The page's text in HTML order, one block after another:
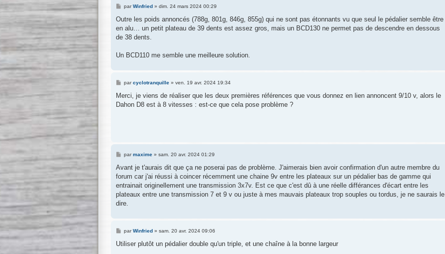
M
s
a
g
parWinfried» dim. 24 mars 2024 00:29
Outre les poids annoncés (788g, 801g, 846g, 855g) qui ne sont pas étonnants vu que seul le pédalier semble être
en alu… un petit plateau de 39 dents est assez gros, mais un BCD130 ne permet pas de descendre en dessous
de 38 dents.
Un BCD110 me semble une meilleure solution.
M
s
a
parcyclotranquille» ven. 19 avr. 2024 19:34
Merci, je viens de réaliser que les deux premières références que vous donnez en lien annoncent 9/10 v, alors le
Dahon D8 est à 8 vitesses : est-ce que cela pose problème ?
M
s
a
g
parmaxime» sam. 20 avr. 2024 01:29
Avant je t'aurais dit que ça ne poserai pas de problème. J'aimerais bien avoir confirmation d'un autre membre du
forum car j'ai réussi à coincer récemment une chaine 9v entre les plateaux sur un pédalier bas de gamme qui
entrainait originellement une transmission 3x7v. Est ce que c'est dû à une réelle différances d'écart entre les
plateaux entre une transmission 7 et 9 v ou juste à mes mauvais plateaux trop souples ou tordus, je ne saurais le
dire.
M
s
parWinfried» sam. 20 avr. 2024 09:06
Utiliser plutôt un pédalier double qu'un triple, et une chaîne à la bonne largeur